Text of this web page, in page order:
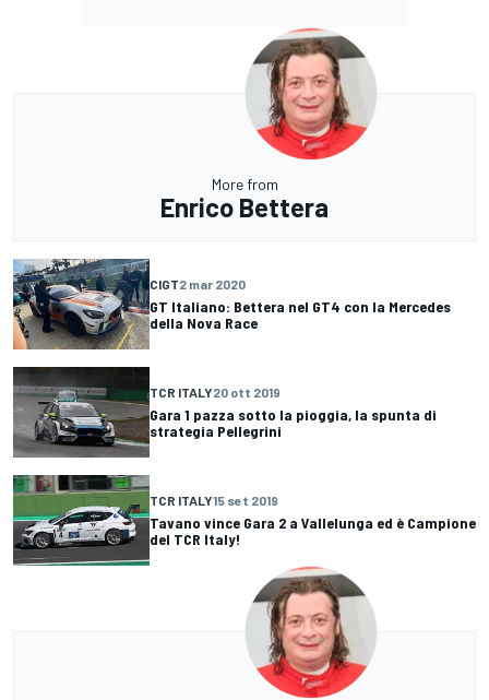
More from
Enrico Bettera
CIGT2 mar 2020
GT Italiano: Bettera nel GT4 con la Mercedes
della Nova Race
TCR ITALY20 ott 2019
Gara 1 pazza sotto la pioggia, la spunta di
strategia Pellegrini
TCR ITALY15 set 2019
Tavano vince Gara 2 a Vallelunga ed è Campione
del TCR Italy!